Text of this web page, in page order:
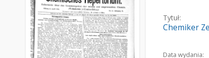
Tytuł:
Chemiker
Data wydania: